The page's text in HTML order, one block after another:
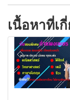
เนื้อหาที่เ